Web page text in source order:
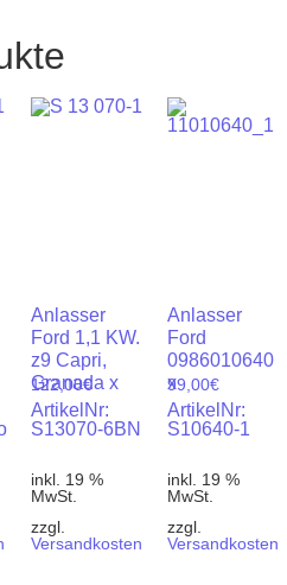
Anlasser
Ford 1,1 KW.
z9 Capri,
Granada x
122,00€
ArtikelNr:
S13070-6BN
inkl. 19 %
MwSt.
zzgl.
Versandkosten
Anlasser
Ford
0986010640
x
99,00€
ArtikelNr:
S10640-1
inkl. 19 %
MwSt.
zzgl.
Versandkosten